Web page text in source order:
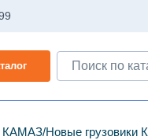
КАМАЗ Новые грузовики